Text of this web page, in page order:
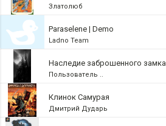
Златолюб
Paraselene | Demo
Ladno Team
Наследие заброшенного замка
Пользователь ..
Клинок Самурая
Дмитрий Дударь